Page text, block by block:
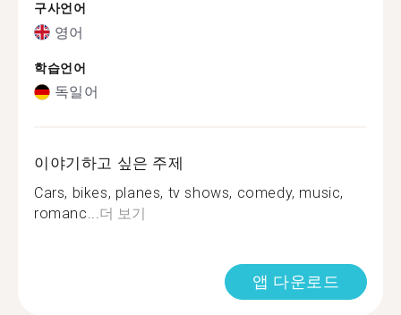
구사언어
영어
학습언어
독일어
이야기하고 싶은 주제
Cars, bikes, planes, tv shows, comedy, music,
romanc...더 보기
앱 다운로드